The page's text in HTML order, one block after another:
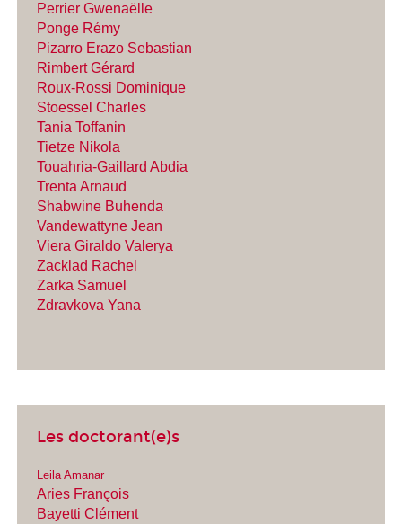
Perrier Gwenaëlle
Ponge Rémy
Pizarro Erazo Sebastian
Rimbert Gérard
Roux-Rossi Dominique
Stoessel Charles
Tania Toffanin
Tietze Nikola
Touahria-Gaillard Abdia
Trenta Arnaud
Shabwine Buhenda
Vandewattyne Jean
Viera Giraldo Valerya
Zacklad Rachel
Zarka Samuel
Zdravkova Yana
Les doctorant(e)s
Leila Amanar
Aries François
Bayetti Clément